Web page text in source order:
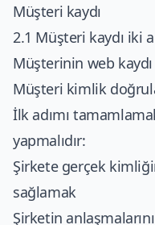
Müşteri kaydı
2.1 Müşteri kaydı iki
Müşterinin web kaydı
Müşteri kimlik
İlk adımı
yapmalıdır:
Şirkete gerçek
sağlamak
Şirketin